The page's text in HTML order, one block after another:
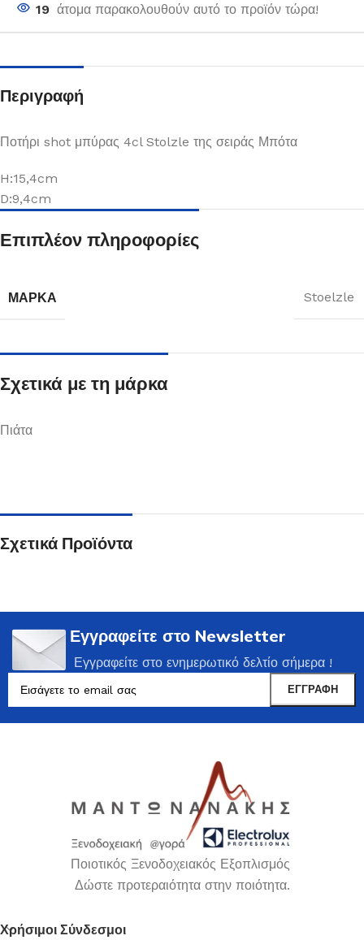
19 άτομα παρακολουθούν αυτό το προϊόν τώρα!
Περιγραφή
Ποτήρι shot μπύρας 4cl Stolzle της σειράς Μπότα
H:15,4cm
D:9,4cm
Επιπλέον πληροφορίες
ΜΆΡΚΑ Stoelzle
Σχετικά με τη μάρκα
Πιάτα
Σχετικά Προϊόντα
Εγγραφείτε στο Newsletter
Εγγραφείτε στο ενημερωτικό δελτίο σήμερα !
Ποιοτικός Ξενοδοχειακός Εξοπλισμός
Δώστε προτεραιότητα στην ποιότητα.
Χρήσιμοι Σύνδεσμοι